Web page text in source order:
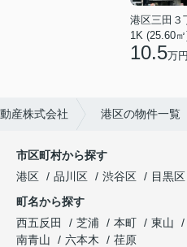
港区三田３
1K (25.60
10.5万円
産株式会社 港区の物件一覧
市区町村から探す
港区
品川区 渋谷区 目黒区
町名から探す
西五反田
芝浦 本町 東山
南青山
六本木
荏原